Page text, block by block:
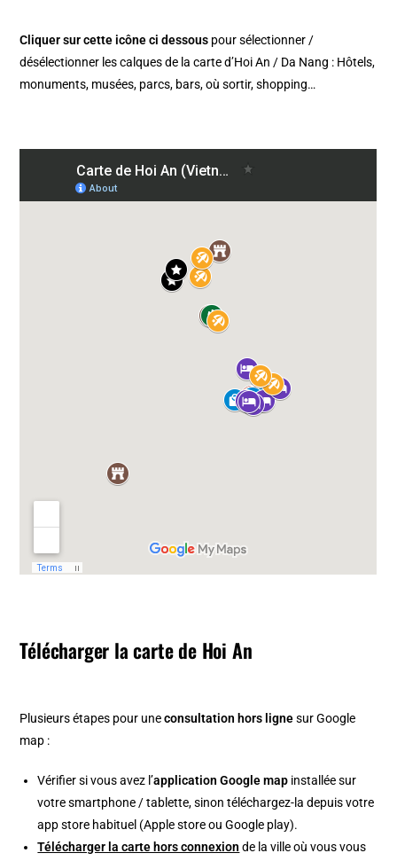
Cliquer sur cette icône ci dessous pour sélectionner /
désélectionner les calques de la carte d’Hoi An / Da Nang : Hôtels,
monuments, musées, parcs, bars, où sortir, shopping…
Télécharger la carte de Hoi An
Plusieurs étapes pour uneconsultation hors lignesur Google
map :
Vérifier si vous avez l’application Google map installée sur
votre smartphone / tablette, sinon téléchargez-la depuis votre
app store habituel (Apple store ou Google play).
Télécharger la carte hors connexion de la ville où vous vous